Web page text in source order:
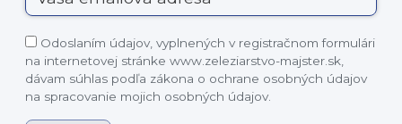
Odoslaním údajov, vyplnených v registračnom formulári
na internetovej stránke www.zeleziarstvo-majster.sk,
dávam súhlas podľa zákona o ochrane osobných údajov
na spracovanie mojich osobných údajov.